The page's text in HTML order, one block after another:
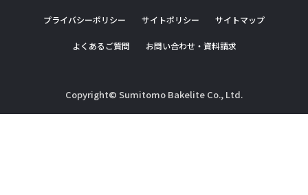
プライバシーポリシー サイトポリシー サイトマップ
よくあるご質問 お問い合わせ・資料請求
Copyright© Sumitomo Bakelite Co., Ltd.